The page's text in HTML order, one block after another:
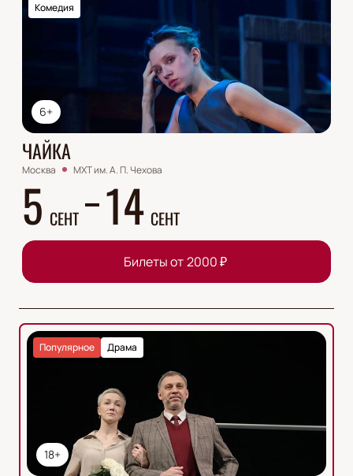
6+
Комедия
ЧАЙКА
Москва МХТ им. А. П. Чехова
5 СЕНТ 14 СЕНТ
Билеты от 2000₽
18+
Драма
Популярное